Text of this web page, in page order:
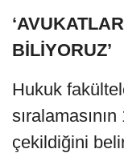
BİLİYORUZ’
Hukuk
çekildiğini